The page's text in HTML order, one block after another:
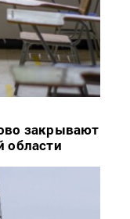
закрывают
области